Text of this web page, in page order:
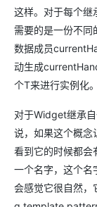
这样。对于每个
需要的是一份不
数据成员
动生成
个T来进行实例化。
对于Widget继承
说，如果这个概念
看到它的时候都会
一个名字，这个名
会感觉它很自然